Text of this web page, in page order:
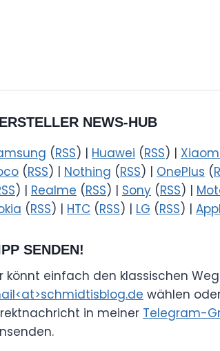
NEWS-HUB
(RSS) | Huawei (RSS) |
(RSS) | Nothing (RSS) | OnePlus (
) | Realme (RSS) | Sony (RSS) |
(RSS) | HTC (RSS) | LG (RSS) |
SENDEN!
könnt einfach den klassischen
wählen
in meiner Telegram-